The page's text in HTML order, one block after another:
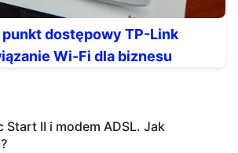
dostępowy TP-Link
Wi-Fi dla biznesu
Start II i modem ADSL. Jak